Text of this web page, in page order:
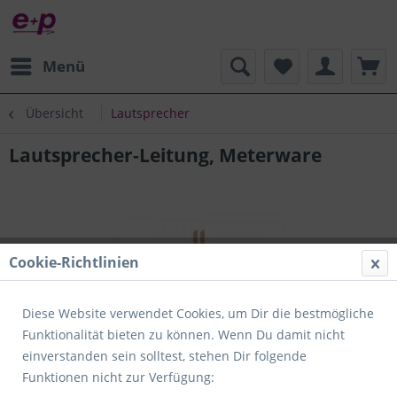
Menü
Übersicht Lautsprecher
Lautsprecher-Leitung, Meterware
Cookie-Richtlinien
Diese Website verwendet Cookies, um Dir die bestmögliche
Funktionalität bieten zu können. Wenn Du damit nicht
einverstanden sein solltest, stehen Dir folgende
Funktionen nicht zur Verfügung: